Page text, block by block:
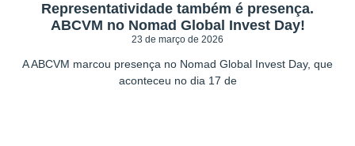
Representatividade também é presença.
ABCVM no Nomad Global Invest Day!
23 de março de 2026
A ABCVM marcou presença no Nomad Global Invest Day, que
aconteceu no dia 17 de